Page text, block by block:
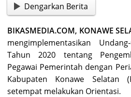
Dengarkan Berita
BIKASMEDIA.COM, KONAWE
mengimplementasikan
Tahun 2020 tentang
Pegawai Pemerintah dengan
Kabupaten Konawe Selatan
setempat melakukan Orientasi.